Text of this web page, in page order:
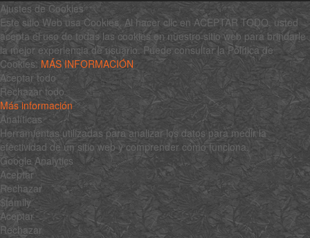
Ajustes de Cookies
Este sitio Web usa Cookies. Al hacer clic en ACEPTAR TODO, usted
acepta el uso de todas las cookies en nuestro sitio web para brindarle
la mejor experiencia de usuario. Puede consultar la Política de
Cookies: MÁS INFORMACIÓN
Aceptar todo
Rechazar todo
Más información
Analíticas
Herramientas utilizadas para analizar los datos para medir la
efectividad de un sitio web y comprender cómo funciona.
Google Analytics
Aceptar
Rechazar
$family
Aceptar
Rechazar